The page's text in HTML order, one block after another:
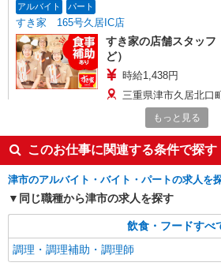
アルバイト パート
すき家 165号久居IC店
すき家の店舗スタッフ
ど）
時給1,438円
三重県津市久居北口
アルバイト パート
すき家 津IC店
すき家の店舗スタッフ
ど）
時給1,375円
三重県津市西古河町
もっと見る
このお仕事に関連する条件で探す
津市のアルバイト・バイト・パートの求人を
同じ職種から津市の求人を探す
飲食・フードすべ
調理・調理補助・調理師